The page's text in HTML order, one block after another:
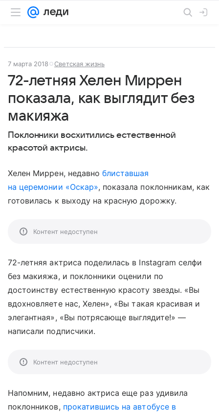
7 марта 2018 Светская жизнь
72-летняя Хелен Миррен
показала, как выглядит без
макияжа
Поклонники восхитились естественной
красотой актрисы.
Хелен Миррен, недавноблиставшая
на церемонии «Оскар», показала поклонникам, как
готовилась к выходу на красную дорожку.
Контент недоступен
72-летняя актриса поделилась в Instagram селфи
без макияжа, и поклонники оценили по
достоинству естественную красоту звезды. «Вы
вдохновляете нас, Хелен», «Вы такая красивая и
элегантная», «Вы потрясающе выглядите!» —
написали подписчики.
Контент недоступен
Напомним, недавно актриса еще раз удивила
поклонников, прокатившись на автобусе в